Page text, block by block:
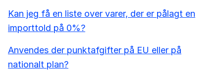
Kan jeg få en liste over varer, der er pålagt en
importtold på 0%?
Anvendes der punktafgifter på EU eller på
nationalt plan?